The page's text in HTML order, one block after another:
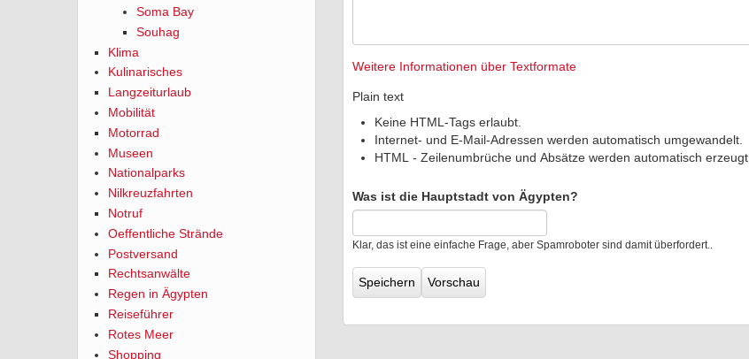
Soma Bay
Souhag
Klima
Kulinarisches
Langzeiturlaub
Mobilität
Motorrad
Museen
Nationalparks
Nilkreuzfahrten
Notruf
Oeffentliche Strände
Postversand
Rechtsanwälte
Regen in Ägypten
Reiseführer
Rotes Meer
Shopping
Weitere Informationen über Textformate
Plain text
Keine HTML-Tags erlaubt.
Internet- und E-Mail-Adressen werden automatisch umgewandelt.
HTML - Zeilenumbrüche und Absätze werden automatisch erzeugt.
Was ist die Hauptstadt von Ägypten?
Klar, das ist eine einfache Frage, aber Spamroboter sind damit überfordert..